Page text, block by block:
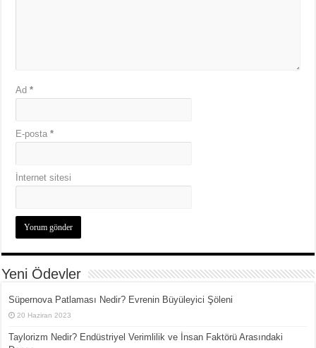
Ad*
E-posta*
İnternet sitesi
Yeni Ödevler
Süpernova Patlaması Nedir? Evrenin Büyüleyici Şöleni
20 Haziran 2023
Taylorizm Nedir? Endüstriyel Verimlilik ve İnsan Faktörü Arasındaki